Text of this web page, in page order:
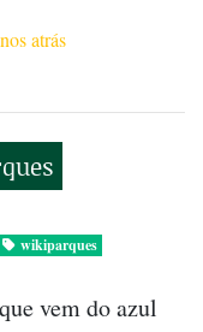
atrás
wikiparques
vem do azul